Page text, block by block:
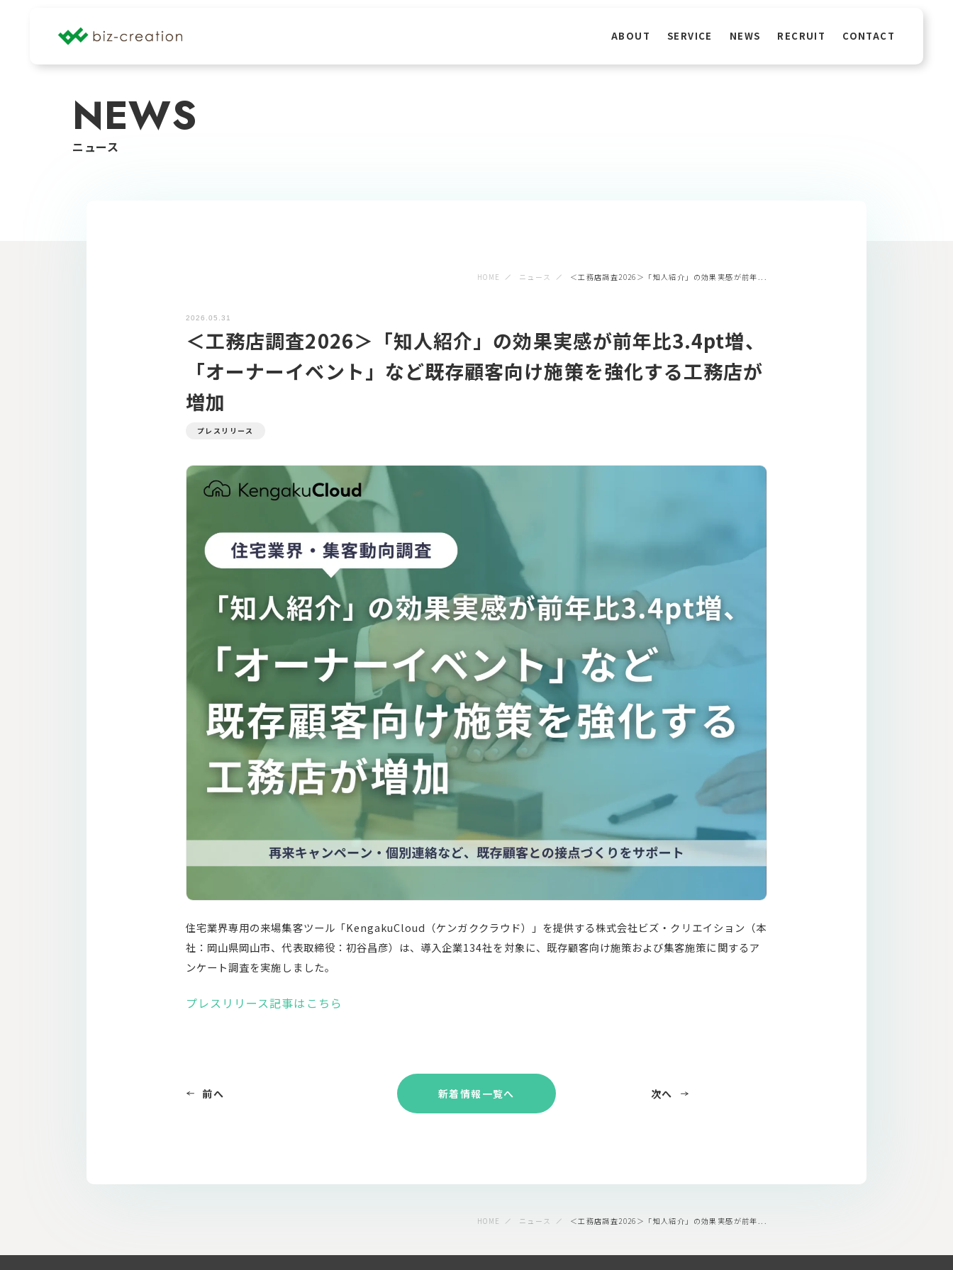
ABOUT SERVICE NEWS RECRUIT CONTACT
NEWS
ニュース
HOME ニュース ＜工務店調査2026＞「知人紹介」の効果実感が前年...
2026.05.31
＜工務店調査2026＞「知人紹介」の効果実感が前年比3.4pt増、
「オーナーイベント」など既存顧客向け施策を強化する工務店が
増加
プレスリリース
住宅業界専用の来場集客ツール「KengakuCloud（ケンガククラウド）」を提供する株式会社ビズ・クリエイション（本
社：岡山県岡山市、代表取締役：初谷昌彦）は、導入企業134社を対象に、既存顧客向け施策および集客施策に関するア
ンケート調査を実施しました。
プレスリリース記事はこちら
前へ 新着情報一覧へ 次へ
HOME ニュース ＜工務店調査2026＞「知人紹介」の効果実感が前年...